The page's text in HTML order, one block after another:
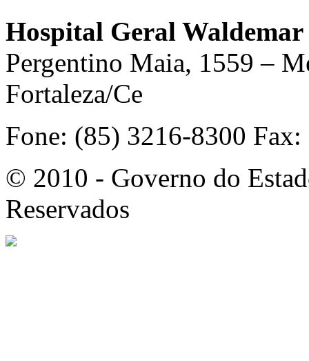
Hospital Geral
Pergentino Maia, 1559 –
Fortaleza/Ce
Fone: (85) 3216-8300
© 2010 - Governo do
Reservados